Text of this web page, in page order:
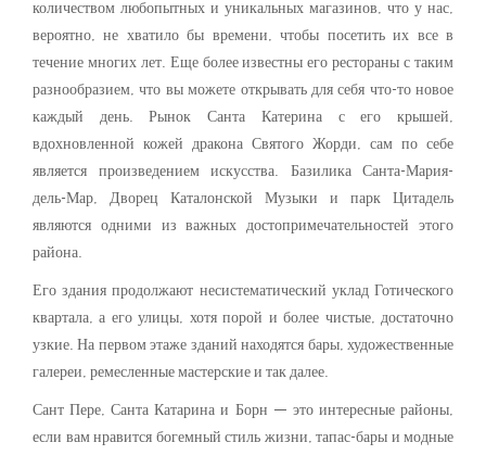
количеством любопытных и уникальных магазинов, что у нас,
вероятно, не хватило бы времени, чтобы посетить их все в
течение многих лет. Еще более известны его рестораны с таким
разнообразием, что вы можете открывать для себя что-то новое
каждый день. Рынок Санта Катерина с его крышей,
вдохновленной кожей дракона Святого Жорди, сам по себе
является произведением искусства. Базилика Санта-Мария-
дель-Мар, Дворец Каталонской Музыки и парк Цитадель
являются одними из важных достопримечательностей этого
района.
Его здания продолжают несистематический уклад Готического
квартала, а его улицы, хотя порой и более чистые, достаточно
узкие. На первом этаже зданий находятся бары, художественные
галереи, ремесленные мастерские и так далее.
Сант Пере, Санта Катарина и Борн — это интересные районы,
если вам нравится богемный стиль жизни, тапас-бары и модные